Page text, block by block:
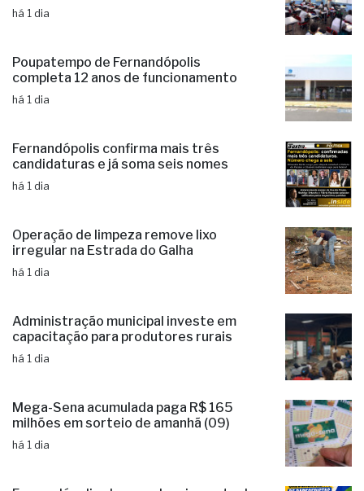
há 1 dia
Poupatempo de Fernandópolis
completa 12 anos de funcionamento
há 1 dia
Fernandópolis confirma mais três
candidaturas e já soma seis nomes
há 1 dia
Operação de limpeza remove lixo
irregular na Estrada do Galha
há 1 dia
Administração municipal investe em
capacitação para produtores rurais
há 1 dia
Mega-Sena acumulada paga R$ 165
milhões em sorteio de amanhã (09)
há 1 dia